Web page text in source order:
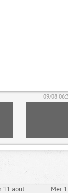
09/08
11 août Mer